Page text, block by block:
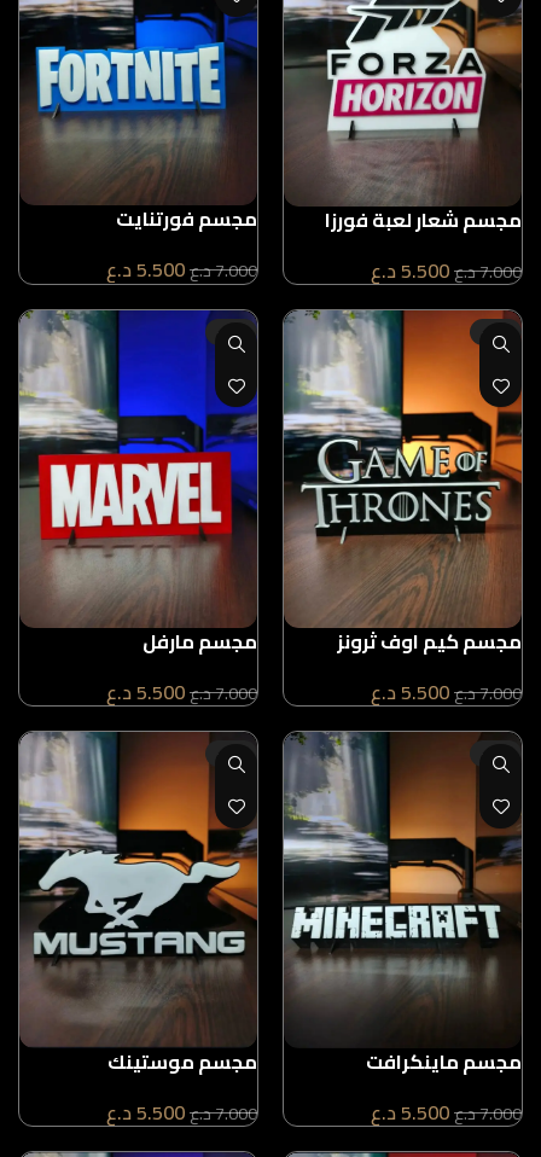
مجسم شعار لعبة فورزا
7.000د.ع5.500د.ع
مجسم فورتنايت
7.000د.ع5.500د.ع
-21%
مجسم كيم اوف ثرونز
7.000د.ع5.500د.ع
-21%
مجسم مارفل
7.000د.ع5.500د.ع
-21%
مجسم ماينكرافت
7.000د.ع5.500د.ع
-21%
مجسم موستينك
7.000د.ع5.500د.ع